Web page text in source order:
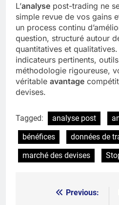
L’analyse post-trading ne
simple revue de vos gains
un process continu
question, structuré autour
quantitatives et
indicateurs pertinents,
méthodologie rigoureuse,
véritable avantage
devises.
Tagged: analyse post
bénéfices
données de
marché des devises
Previous: